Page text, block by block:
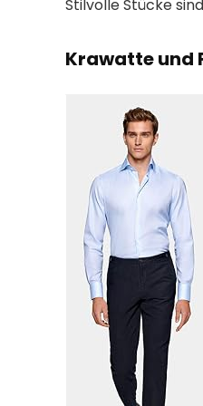
Stilvolle Stücke
Krawatte und